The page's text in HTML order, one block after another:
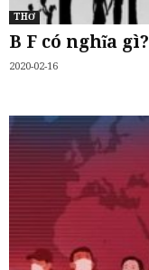
THƠ
B F có nghĩa gì?
2020-02-16